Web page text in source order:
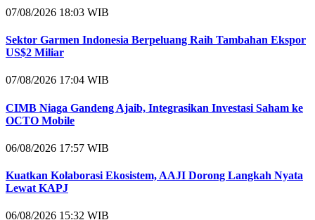
07/08/2026 18:03 WIB
Sektor Garmen Indonesia Berpeluang Raih Tambahan Ekspor
US$2 Miliar
07/08/2026 17:04 WIB
CIMB Niaga Gandeng Ajaib, Integrasikan Investasi Saham ke
OCTO Mobile
06/08/2026 17:57 WIB
Kuatkan Kolaborasi Ekosistem, AAJI Dorong Langkah Nyata
Lewat KAPJ
06/08/2026 15:32 WIB